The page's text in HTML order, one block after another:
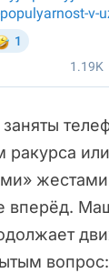
ракурса или
вперёд.